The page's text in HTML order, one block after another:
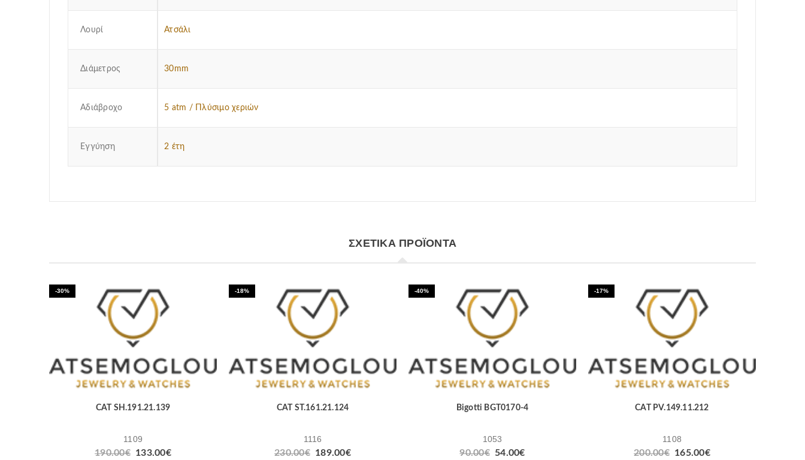
Λουρί Ατσάλι
Διάμετρος 30mm
Αδιάβροχο 5 atm / Πλύσιμο χεριών
Εγγύηση 2 έτη
ΣΧΕΤΙΚΆ ΠΡΟΪΌΝΤΑ
-30%
CAT SH.191.21.139
1109
190.00€ 133.00€
-18%
CAT ST.161.21.124
1116
230.00€ 189.00€
-40%
Bigotti BGT0170-4
1053
90.00€ 54.00€
-17%
CAT PV.149.11.212
1108
200.00€ 165.00€